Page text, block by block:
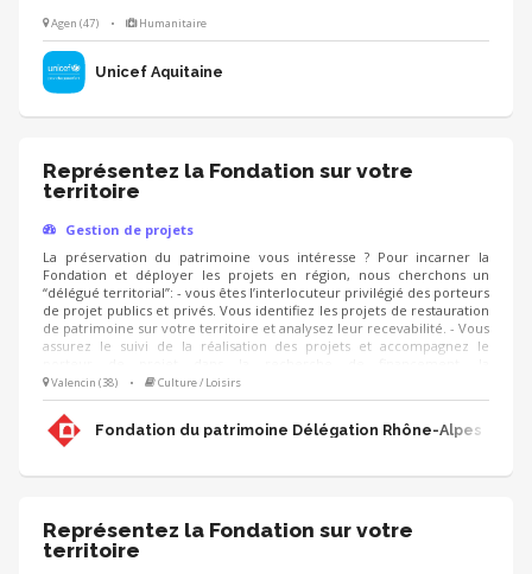
Agen (47) • Humanitaire
Unicef Aquitaine
Représentez la Fondation sur votre
territoire
Gestion de projets
La préservation du patrimoine vous intéresse ? Pour incarner la
Fondation et déployer les projets en région, nous cherchons un
“délégué territorial”: - vous êtes l’interlocuteur privilégié des porteurs
de projet publics et privés. Vous identifiez les projets de restauration
de patrimoine sur votre territoire et analysez leur recevabilité. - Vous
assurez le suivi de la réalisation des projets et accompagnez le
communication, l'animation de sa collecte, jusqu'à la clôture du
projet. - Vous contribuez au développement des adhésions et des
ressources (mécènes, donateurs, partenariats, etc.) pour pérenniser
les actions de la Fondation.
Valencin (38) • Culture / Loisirs
Fondation du patrimoine Délégation Rhône-Alpes
Représentez la Fondation sur votre
territoire